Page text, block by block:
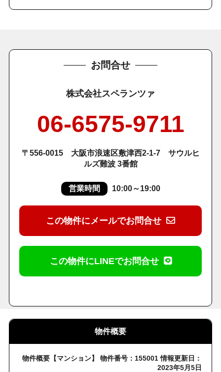
お問合せ
株式会社スペランツァ
06-6575-9711
〒556-0015 大阪市浪速区敷津西2-1-7 サウルヒ
ルズ難波 3番館
営業時間 10:00～19:00
この物件にメールでお問合せ
この物件にLINEでお問合せ
物件概要
物件概要【マンション】 物件番号：155001 情報更新日：
2023年5月5日